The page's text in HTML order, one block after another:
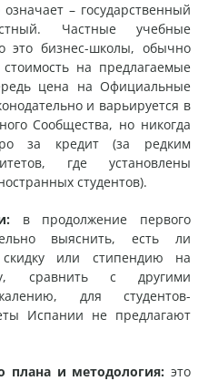
– государственный
Частные учебные
это бизнес-школы, обычно
на предлагаемые
цена на Официальные
и варьируется в
Сообщества, но никогда
за кредит (за редким
где установлены
студентов).
в продолжение первого
выяснить, есть ли
скидку или стипендию на
сравнить с другими
для студентов-
Испании не предлагают
плана и методология: это